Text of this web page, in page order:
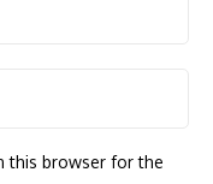
this browser for the